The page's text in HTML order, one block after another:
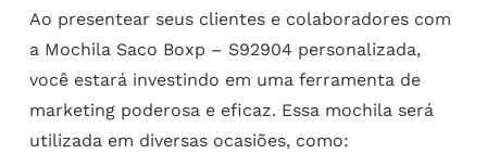
Ao presentear seus clientes e colaboradores com
a Mochila Saco Boxp – S92904 personalizada,
você estará investindo em uma ferramenta de
marketing poderosa e eficaz. Essa mochila será
utilizada em diversas ocasiões, como: